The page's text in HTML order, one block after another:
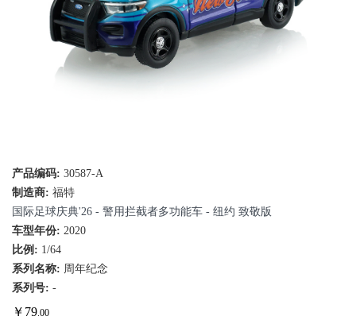
产品编码: 30587-A
制造商: 福特
国际足球庆典'26 - 警用拦截者多功能车 - 纽约 致敬版
车型年份: 2020
比例: 1/64
系列名称: 周年纪念
系列号: -
￥ 79.00